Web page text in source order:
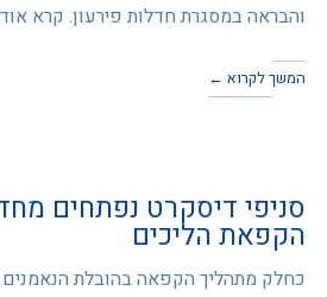
והבראה במסגרת חדלות פירעון. קרא
המשך לקרוא ←
סניפי דיסקרט נפתחים
הקפאת הליכים